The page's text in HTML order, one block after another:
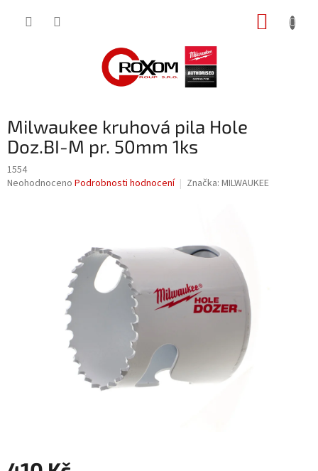
Milwaukee kruhová pila Hole
Doz.BI-M pr. 50mm 1ks
1554
Průměrné
Neohodnoceno Podrobnosti hodnocení Značka: MILWAUKEE